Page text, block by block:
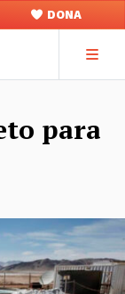
DONA
para